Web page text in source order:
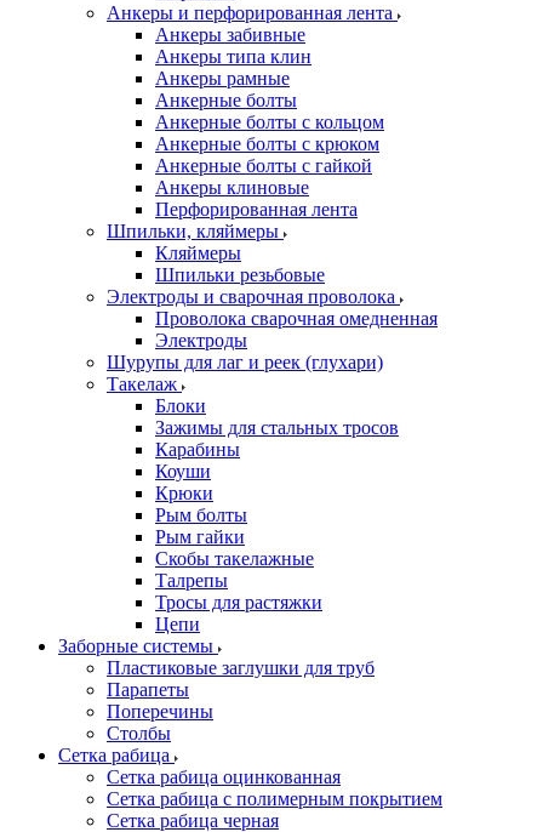
Анкеры и перфорированная лента
Анкеры забивные
Анкеры типа клин
Анкеры рамные
Анкерные болты
Анкерные болты с кольцом
Анкерные болты с крюком
Анкерные болты с гайкой
Анкеры клиновые
Перфорированная лента
Шпильки, кляймеры
Кляймеры
Шпильки резьбовые
Электроды и сварочная проволока
Проволока сварочная омедненная
Электроды
Шурупы для лаг и реек (глухари)
Такелаж
Блоки
Зажимы для стальных тросов
Карабины
Коуши
Крюки
Рым болты
Рым гайки
Скобы такелажные
Талрепы
Тросы для растяжки
Цепи
Заборные системы
Пластиковые заглушки для труб
Парапеты
Поперечины
Столбы
Сетка рабица
Сетка рабица оцинкованная
Сетка рабица с полимерным покрытием
Сетка рабица черная